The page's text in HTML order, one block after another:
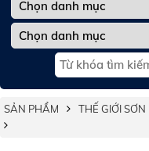
SẢN PHẨM THẾ GIỚI SƠN